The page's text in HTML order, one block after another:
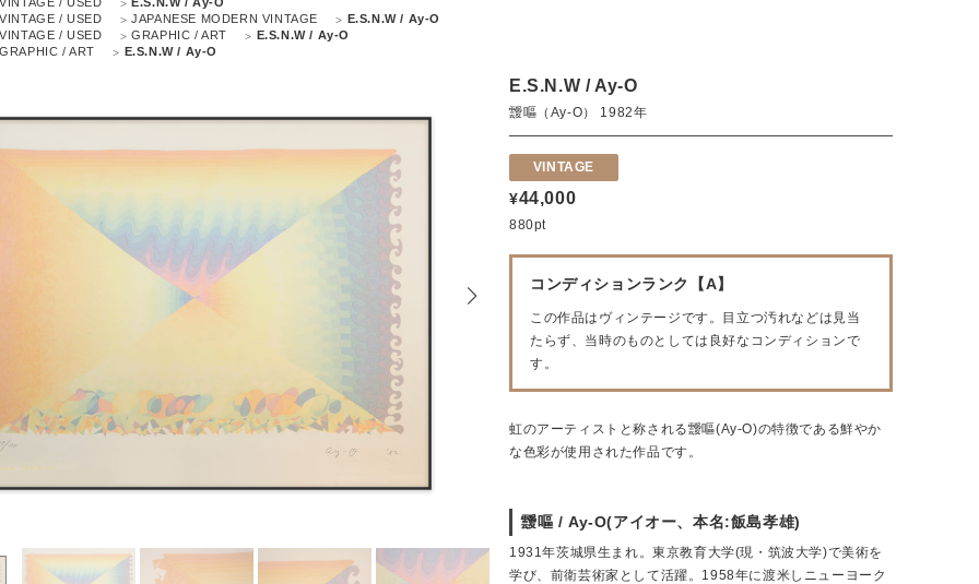
VINTAGE / USED
JAPANESE MODERN VINTAGE
E.S.N.W / Ay-O
VINTAGE / USED
GRAPHIC / ART
E.S.N.W / Ay-O
GRAPHIC / ART
E.S.N.W / Ay-O
E.S.N.W / Ay-O
靉嘔（Ay-O） 1982年
VINTAGE
¥44,000
880pt
コンディションランク【A】
この作品はヴィンテージです。目立つ汚れなどは見当
たらず、当時のものとしては良好なコンディションで
す。
虹のアーティストと称される靉嘔(Ay-O)の特徴である鮮やか
な色彩が使用された作品です。
靉嘔 / Ay-O(アイオー、本名:飯島孝雄)
1931年茨城県生まれ。東京教育大学(現・筑波大学)で美術を
学び、前衛芸術家として活躍。1958年に渡米しニューヨーク